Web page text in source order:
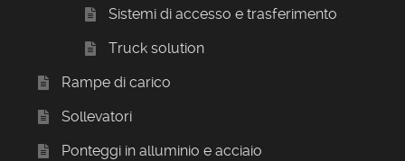
Sistemi di accesso e trasferimento
Truck solution
Rampe di carico
Sollevatori
Ponteggi in alluminio e acciaio